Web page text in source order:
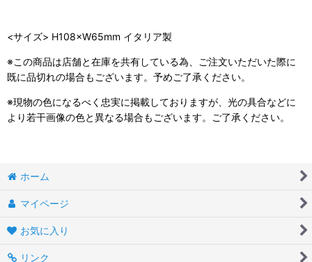
<サイズ> H108×W65mm イタリア製
※この商品は店舗と在庫を共有している為、ご注文いただいた際に
既に品切れの場合もございます。予めご了承ください。
※現物の色になるべく忠実に掲載しておりますが、光の具合などに
より若干画像の色と異なる場合もございます。ご了承ください。
ホーム
マイページ
お気に入り
リンク